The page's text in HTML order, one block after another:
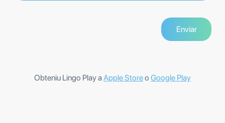
Obteniu Lingo Play aApple Storeo Google Play